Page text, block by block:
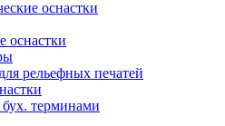
оснастки
оснастки
рельефных печатей
терминами